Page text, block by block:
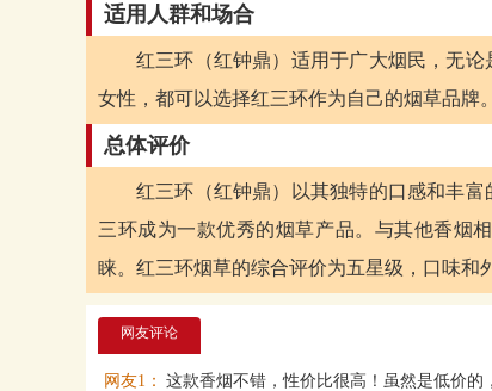
适用人群和场合
红三环（红钟鼎）适用于广大烟民，无
女性，都可以选择红三环作为自己的烟草品牌
总体评价
红三环（红钟鼎）以其独特的口感和丰
三环成为一款优秀的烟草产品。与其他香烟
睐。红三环烟草的综合评价为五星级，口味和
网友评论
网友1： 这款香烟不错，性价比很高！虽然是低价